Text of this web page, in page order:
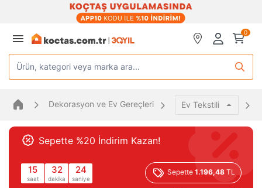
0
Ürün, kategori veya marka ara...
Dekorasyon ve Ev Gereçleri Ev Tekstili
Sepette %20 İndirim Kazan!
15
saat
32
dakika
24
saniye
Sepette 1.196,48 TL